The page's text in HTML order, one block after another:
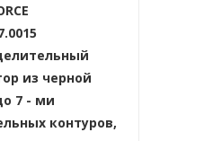
из черной
7 - ми
контуров,